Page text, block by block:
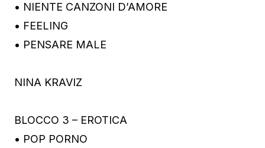
• NIENTE CANZONI D’AMORE
• FEELING
• PENSARE MALE
NINA KRAVIZ
BLOCCO 3 – EROTICA
• POP PORNO